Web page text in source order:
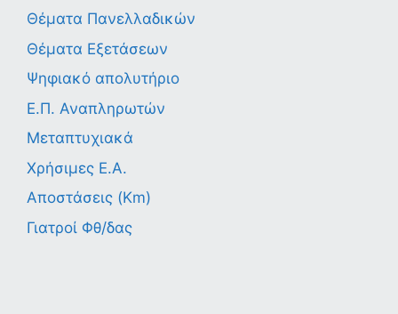
Θέματα Πανελλαδικών
Θέματα Εξετάσεων
Ψηφιακό απολυτήριο
Ε.Π. Αναπληρωτών
Μεταπτυχιακά
Χρήσιμες Ε.Α.
Αποστάσεις (Km)
Γιατροί Φθ/δας